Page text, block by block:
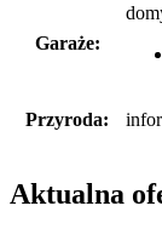
Garaże:
Przyroda:
Aktualna